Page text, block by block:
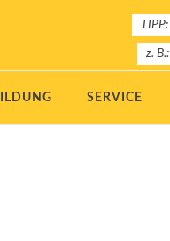
z.
SERVICE